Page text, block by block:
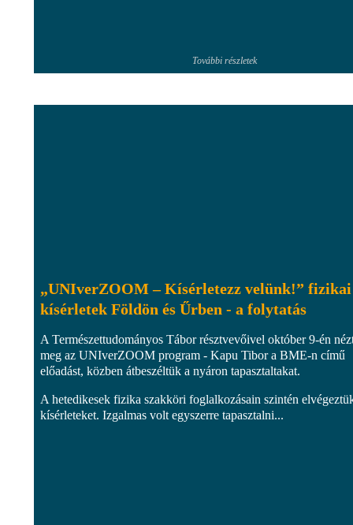
További részletek
„UNIverZOOM – Kísérletezz velünk!” fizikai
kísérletek Földön és Űrben - a folytatás
A Természettudományos Tábor résztvevőivel október 9-én
meg az UNIverZOOM program - Kapu Tibor a BME-n című
előadást, közben átbeszéltük a nyáron tapasztaltakat.
A hetedikesek fizika szakköri foglalkozásain szintén
kísérleteket. Izgalmas volt egyszerre tapasztalni...